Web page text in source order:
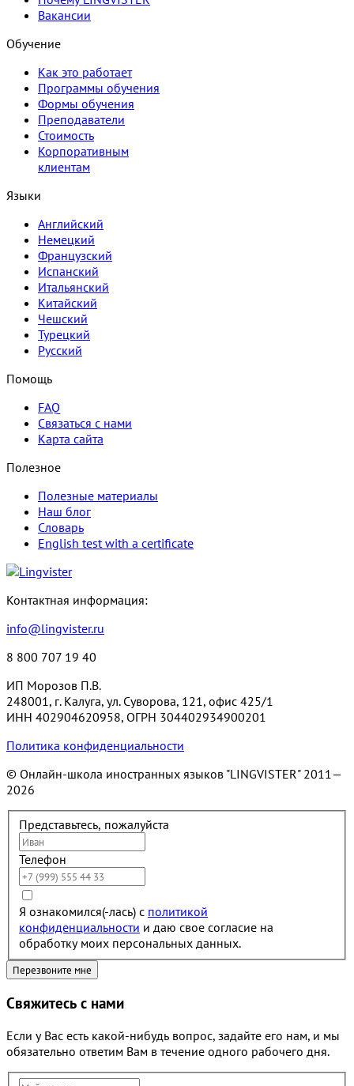
Вакансии
Обучение
Как это работает
Программы обучения
Формы обучения
Преподаватели
Стоимость
Корпоративным
клиентам
Языки
Английский
Немецкий
Французский
Испанский
Итальянский
Китайский
Чешский
Турецкий
Русский
Помощь
FAQ
Связаться с нами
Карта сайта
Полезное
Полезные материалы
Наш блог
Словарь
English test with a certificate
Контактная информация:
info@lingvister.ru
8 800 707 19 40
ИП Морозов П.В.
248001, г. Калуга, ул. Суворова, 121, офис 425/1
ИНН 402904620958, ОГРН 304402934900201
Политика конфиденциальности
© Онлайн-школа иностранных языков "LINGVISTER" 2011—
2026
Представьтесь, пожалуйста
Телефон
Я ознакомился(-лась) с политикой
конфиденциальности и даю свое согласие на
обработку моих персональных данных.
Свяжитесь с нами
Если у Вас есть какой-нибудь вопрос, задайте его нам, и мы
обязательно ответим Вам в течение одного рабочего дня.